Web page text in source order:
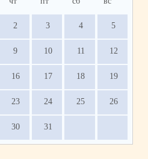
2 3 4 5
9 10 11 12
16 17 18 19
23 24 25 26
30 31